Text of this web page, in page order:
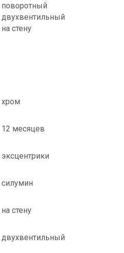
поворотный
двухвентильный
на стену
хром
12 месяцев
эксцентрики
силумин
на стену
двухвентильный